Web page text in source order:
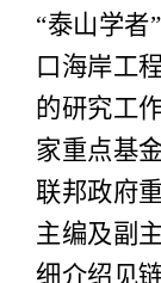
“泰山学者
口海岸工
的研究工
家重点基
联邦政府
主编及副
细介绍见链